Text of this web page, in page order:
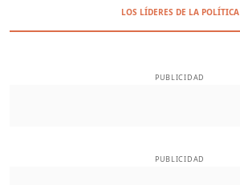
LOS LÍDERES DE LA POLÍTICA
PUBLICIDAD
PUBLICIDAD